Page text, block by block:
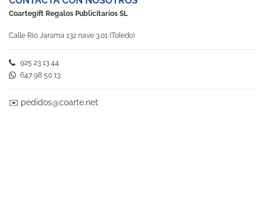
Coartegift Regalos Publicitarios SL
Calle Río Jarama 132 nave 3.01 (Toledo)
925 23 13 44
647 98 50 13
✉️ pedidos@coarte.net